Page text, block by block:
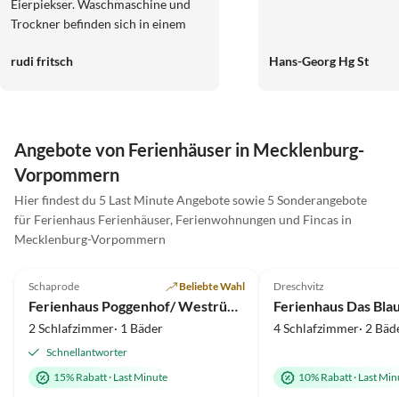
Eierpiekser. Waschmaschine und
Trockner befinden sich in einem
Komfortable Bäder, eines mit
konnte aufgrund regnerischen
Wetters nur mässig genutzt werden.
Usedom ist reizvoll und hat uns
sehr gut gefallen. Allein die
Sonnenstunden haben wir etwas
vermisst.
rudi fritsch Hans-Georg Hg St
Angebote von Ferienhäuser in Mecklenburg-
Vorpommern
Hier findest du 5 Last Minute Angebote sowie 5 Sonderangebote
für Ferienhaus Ferienhäuser, Ferienwohnungen und Fincas in
Mecklenburg-Vorpommern
Schaprode Beliebte Wahl
2 Schlafzimmer· 1 Bäder
Schnellantworter
15% Rabatt· Last Minute
Dreschvitz
Ferienhaus Das
4 Schlafzimmer· 2
10% Rabatt· Last